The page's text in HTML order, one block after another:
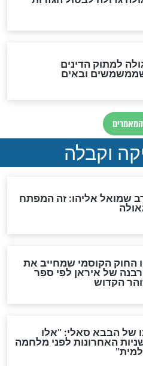
לחשב את הקץ?
המשיח?
תהיה אפיקורסות
מאוד של